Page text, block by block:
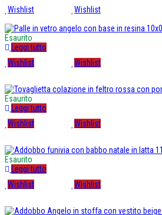
Wishlist
Wishlist
Esaurito
Leggi tutto
Wishlist
Wishlist
Esaurito
Leggi tutto
Wishlist
Wishlist
Esaurito
Leggi tutto
Wishlist
Wishlist